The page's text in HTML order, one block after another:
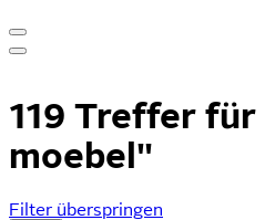
119 Treffer für
moebel"
Filter überspringen